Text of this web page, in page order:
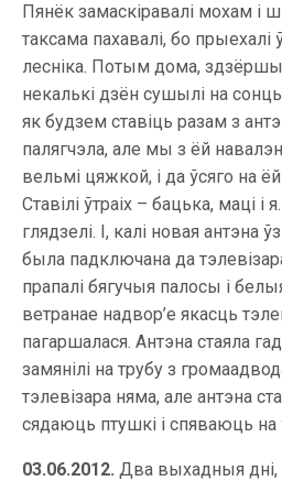
Пянёк замаскіравалі мохам і
таксама пахавалі, бо прыехалі
лесніка. Потым дома,
некалькі дзён сушылі на
як будзем ставіць разам з
палягчэла, але мы з ёй
вельмі цяжкой, і да ўсяго на ёй
Ставілі ўтраіх – бацька, маці і
глядзелі. І, калі новая антэна
была падключана да
прапалі бягучыя палосы і
ветранае надвор’е якасць
пагаршалася. Антэна стаяла
замянілі на трубу з
тэлевізара няма, але антэна
сядаюць птушкі і спяваюць на
03.06.2012. Два выхадныя дні,